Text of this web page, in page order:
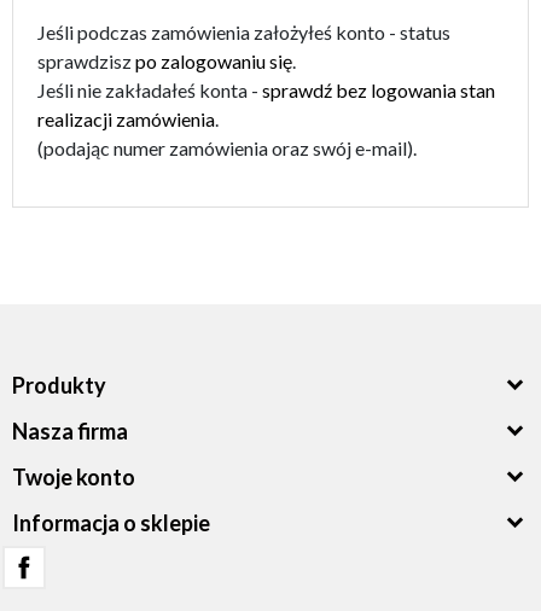
Jeśli podczas zamówienia założyłeś konto - status
sprawdziszpo zalogowaniu się.
Jeśli nie zakładałeś konta - sprawdź bez logowania stan
realizacji zamówienia.
(podając numer zamówienia oraz swój e-mail).
Produkty
Nasza firma
Twoje konto
Informacja o sklepie